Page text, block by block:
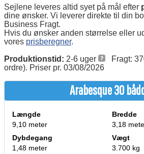
Sejlene leveres altid syet på mål efter
dine ønsker. Vi leverer direkte til din
Business Fragt.
Hvis du ønsker anden størrelse eller
vores prisberegner.
Produktionstid: 2-6 uger
Fragt:
ordre). Priser pr. 03/08/2026
Arabesque 30
Længde
9,10 meter
Bredde
3,18
Dybdegang
1,48 meter
Vægt
3.700 kg